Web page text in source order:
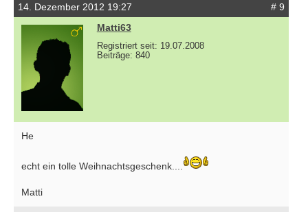
14. Dezember 2012 19:27
# 9
Matti63
Registriert seit: 19.07.2008
Beiträge: 840
He
echt ein tolle Weihnachtsgeschenk....
Matti